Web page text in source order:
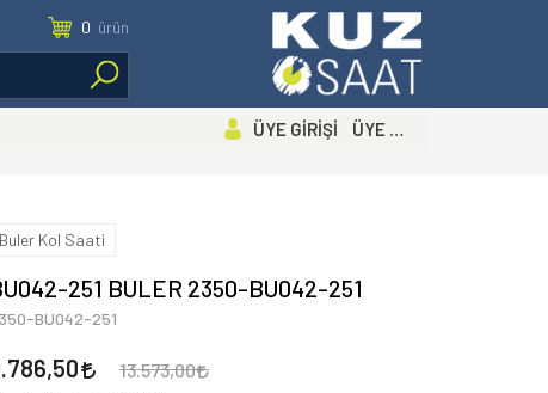
0 ürün
ÜYE GİRİŞİ ÜYE OL
Buler Kol Saati
251 BULER 2350-BU042-251
BU042-251
13.573,00